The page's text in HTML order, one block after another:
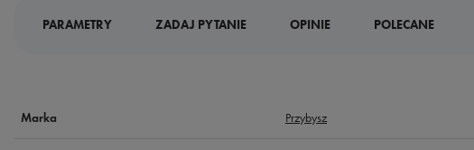
PARAMETRY ZADAJ PYTANIE OPINIE POLECANE
Marka Przybysz